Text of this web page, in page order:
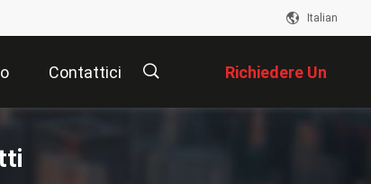
Italian
Contattici Richiedere Un
Preventivo